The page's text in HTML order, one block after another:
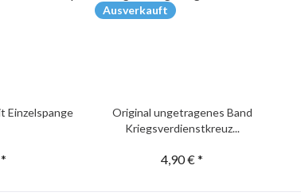
Einzelspange
Ausverkauft
Original ungetragenes Band
Kriegsverdienstkreuz...
4,90 € *